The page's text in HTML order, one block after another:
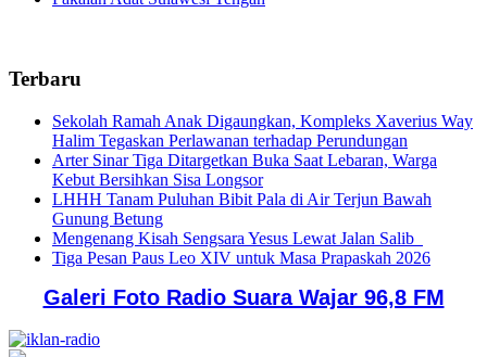
Terbaru
Sekolah Ramah Anak Digaungkan, Kompleks Xaverius Way
Halim Tegaskan Perlawanan terhadap Perundungan
Arter Sinar Tiga Ditargetkan Buka Saat Lebaran, Warga
Kebut Bersihkan Sisa Longsor
LHHH Tanam Puluhan Bibit Pala di Air Terjun Bawah
Gunung Betung
Mengenang Kisah Sengsara Yesus Lewat Jalan Salib
Tiga Pesan Paus Leo XIV untuk Masa Prapaskah 2026
Galeri Foto Radio Suara Wajar 96,8 FM